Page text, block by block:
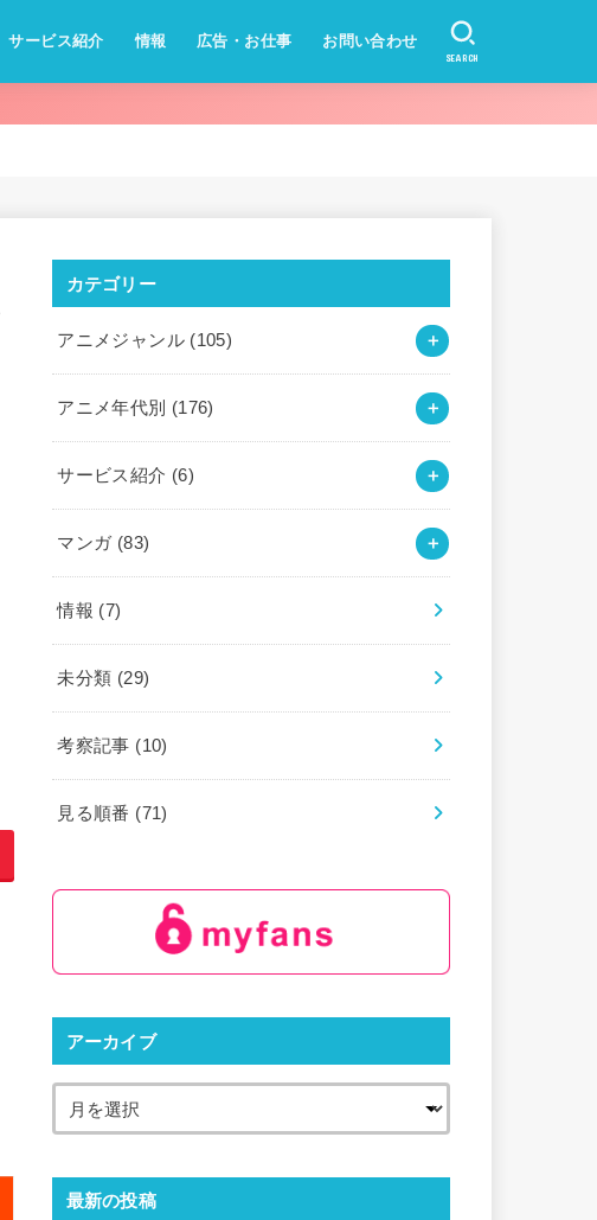
サービス紹介 情報 広告・お仕事 お問い合わせ
SEARCH
カテゴリー
アニメジャンル (105)
アニメ年代別 (176)
サービス紹介 (6)
マンガ (83)
情報 (7)
未分類 (29)
考察記事 (10)
見る順番 (71)
アーカイブ
最新の投稿